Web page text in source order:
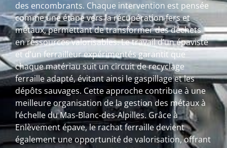
des encombrants. Chaque intervention est pensée
comme une étape vers la récupération fers et
métaux, permettant de transformer des déchets
en ressources valorisables. Le travail d’un épaviste
et d’un ferrailleur expérimentés garantit que
chaque matériau suit un circuit de recyclage
ferraille adapté, évitant ainsi le gaspillage et les
dépôts sauvages. Cette approche contribue à une
meilleure organisation de la gestion des métaux à
l’échelle du Mas-Blanc-des-Alpilles. Grâce à
Enlèvement épave, le rachat ferraille devient
également une opportunité de valorisation, offrant